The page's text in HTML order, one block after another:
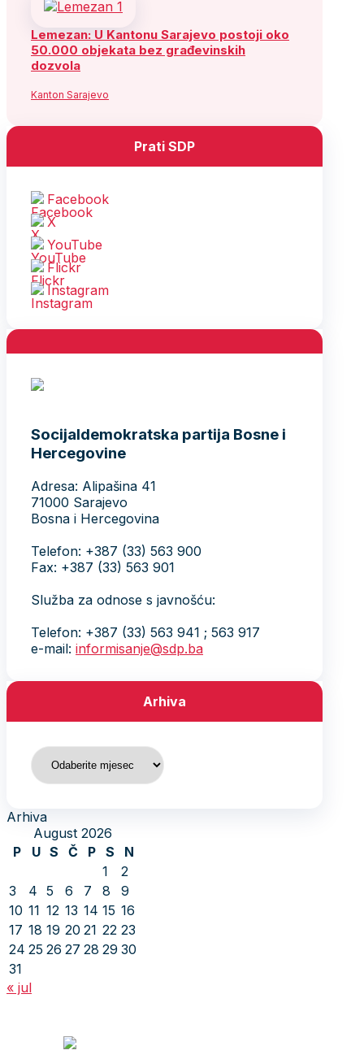
Lemezan: U Kantonu Sarajevo postoji oko
50.000 objekata bez građevinskih
dozvola
Kanton Sarajevo
Prati SDP
Facebook
X
YouTube
Flickr
Instagram
Socijaldemokratska partija Bosne i
Hercegovine
Adresa: Alipašina 41
71000 Sarajevo
Bosna i Hercegovina
Telefon: +387 (33) 563 900
Fax: +387 (33) 563 901
Služba za odnose s javnošću:
Telefon: +387 (33) 563 941 ; 563 917
e-mail: informisanje@sdp.ba
Arhiva
Arhiva
Arhiva
August 2026
P
U S Č P S
N
1
2
3
4 5 6 7 8
9
10 11 12 13 14 15 16
17 18 19 20 21 22 23
24 25 26 27 28 29 30
31
« jul